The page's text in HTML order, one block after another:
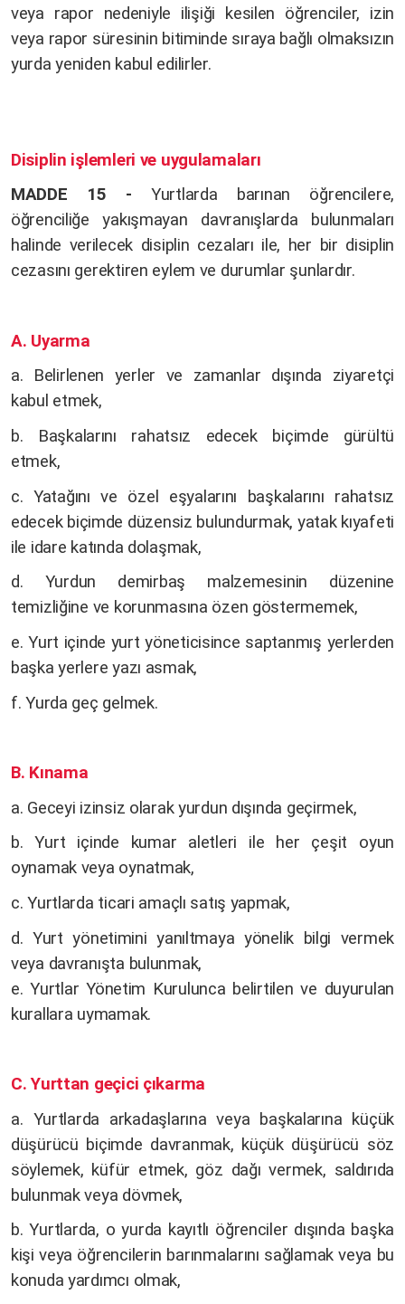
veya rapor nedeniyle ilişiği kesilen öğrenciler, izin
veya rapor süresinin bitiminde sıraya bağlı olmaksızın
yurda yeniden kabul edilirler.
Disiplin işlemleri ve uygulamaları
MADDE 15 -Yurtlarda barınan öğrencilere,
öğrenciliğe yakışmayan davranışlarda bulunmaları
halinde verilecek disiplin cezaları ile, her bir disiplin
cezasını gerektiren eylem ve durumlar şunlardır.
A. Uyarma
a. Belirlenen yerler ve zamanlar dışında ziyaretçi
kabul etmek,
b. Başkalarını rahatsız edecek biçimde gürültü
etmek,
c. Yatağını ve özel eşyalarını başkalarını rahatsız
edecek biçimde düzensiz bulundurmak, yatak kıyafeti
ile idare katında dolaşmak,
d. Yurdun demirbaş malzemesinin düzenine
temizliğine ve korunmasına özen göstermemek,
e. Yurt içinde yurt yöneticisince saptanmış yerlerden
başka yerlere yazı asmak,
f. Yurda geç gelmek.
B. Kınama
a. Geceyi izinsiz olarak yurdun dışında geçirmek,
b. Yurt içinde kumar aletleri ile her çeşit oyun
oynamak veya oynatmak,
c. Yurtlarda ticari amaçlı satış yapmak,
d. Yurt yönetimini yanıltmaya yönelik bilgi vermek
veya davranışta bulunmak,
e. Yurtlar Yönetim Kurulunca belirtilen ve duyurulan
kurallara uymamak.
C. Yurttan geçici çıkarma
a. Yurtlarda arkadaşlarına veya başkalarına küçük
düşürücü biçimde davranmak, küçük düşürücü söz
söylemek, küfür etmek, göz dağı vermek, saldırıda
bulunmak veya dövmek,
b. Yurtlarda, o yurda kayıtlı öğrenciler dışında başka
kişi veya öğrencilerin barınmalarını sağlamak veya bu
konuda yardımcı olmak,